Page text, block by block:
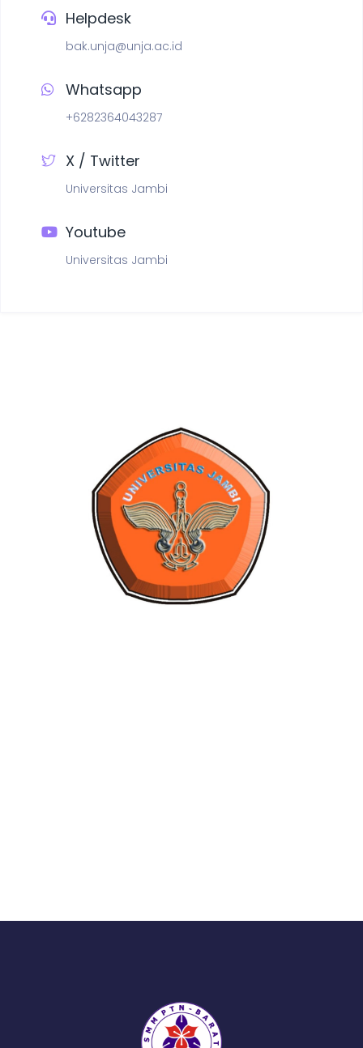
Helpdesk
bak.unja@unja.ac.id
Whatsapp
+6282364043287
X / Twitter
Universitas Jambi
Youtube
Universitas Jambi